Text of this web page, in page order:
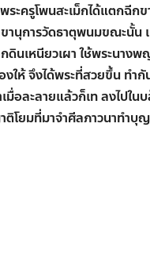
ครูโพนสะเม็กได้แตกฉีก
นุการวัดธาตุพนมขณะนั้น
นเหนียวเผา ใช้พระนาง
ให้ จึงได้พระที่สวยขึ้น ทำ
มื่อละลายแล้วก็เท ลงไป
โยมที่มาจำศีลภาวนาทำ